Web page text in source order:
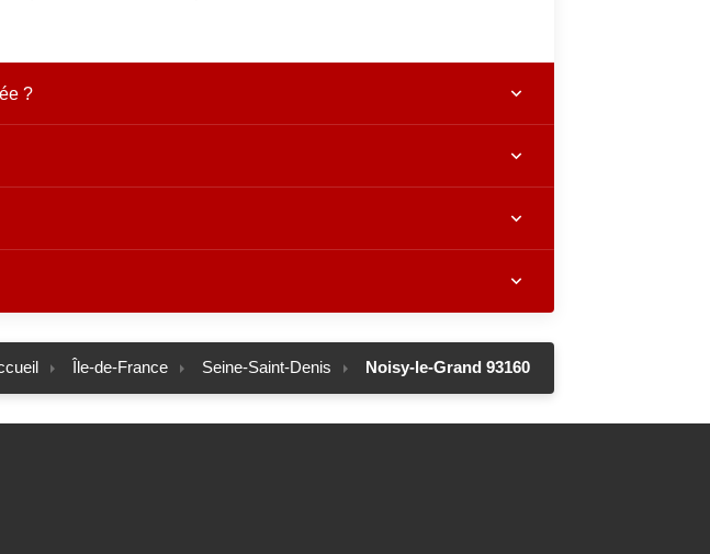
?
Île-de-France Seine-Saint-Denis Noisy-le-Grand 93160